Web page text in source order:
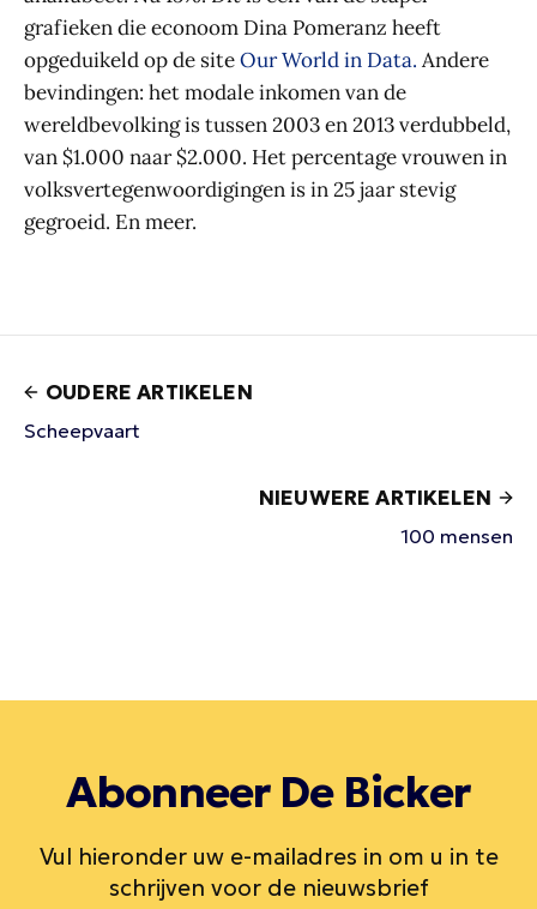
grafieken die econoom Dina Pomeranz heeft
opgeduikeld op de siteOur World in Data. Andere
bevindingen: het modale inkomen van de
wereldbevolking is tussen 2003 en 2013 verdubbeld,
van $1.000 naar $2.000. Het percentage vrouwen in
volksvertegenwoordigingen is in 25 jaar stevig
gegroeid. En meer.
OUDERE ARTIKELEN
Scheepvaart
NIEUWERE ARTIKELEN
100 mensen
Abonneer De Bicker
Vul hieronder uw e-mailadres in om u in te
schrijven voor de nieuwsbrief